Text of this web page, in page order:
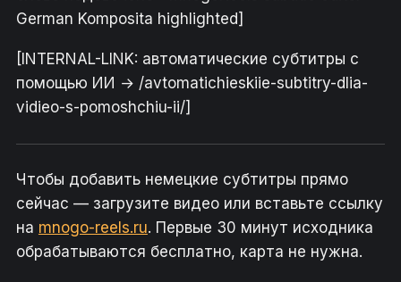
German Komposita highlighted]
[INTERNAL-LINK: автоматические субтитры с
помощью ИИ → /avtomatichieskiie-subtitry-dlia-
vidieo-s-pomoshchiu-ii/]
Чтобы добавить немецкие субтитры прямо
сейчас — загрузите видео или вставьте ссылку
на mnogo-reels.ru. Первые 30 минут исходника
обрабатываются бесплатно, карта не нужна.